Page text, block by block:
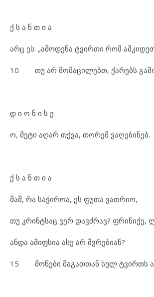
ქ ს ა ნ თ ი ა
არც ეს: „ამოდენა ტვირთი რომ
10 თუ არ მომაცილებთ, ქარებს
დ ი ო ნ ი ს ე
ო, მეტი აღარ თქვა, თორემ ვაღებინებ.
ქ ს ა ნ თ ი ა
მაშ, რა საჭიროა, ეს ფუთა ვათრიო,
თუ კრინტსაც ვერ დავძრავ? ფრინიქე,
ანდა ამიფსია ასე არ შვრებიან?
15 მონები მაგათთან სულ ტვირთს